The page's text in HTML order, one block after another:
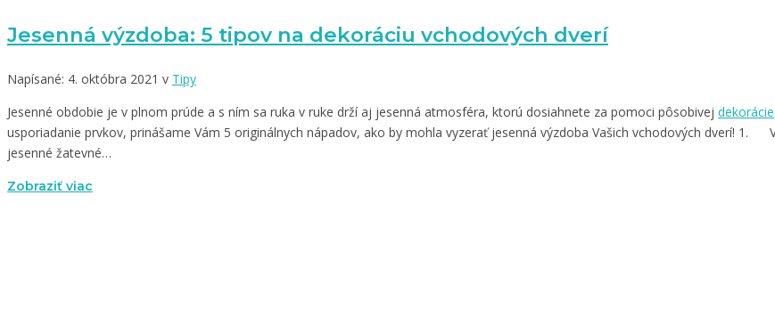
Jesenná výzdoba: 5 tipov na dekoráciu vchodových dverí
Napísané: 4. októbra 2021 v Tipy
Jesenné obdobie je v plnom prúde a s ním sa ruka v ruke drží aj jesenná atmosféra, ktorú dosiahnete za pomoci pôsobivej dekorácie
usporiadanie prvkov, prinášame Vám 5 originálnych nápadov, ako by mohla vyzerať jesenná výzdoba Vašich vchodových dverí!
jesenné žatevné…
Zobraziť viac